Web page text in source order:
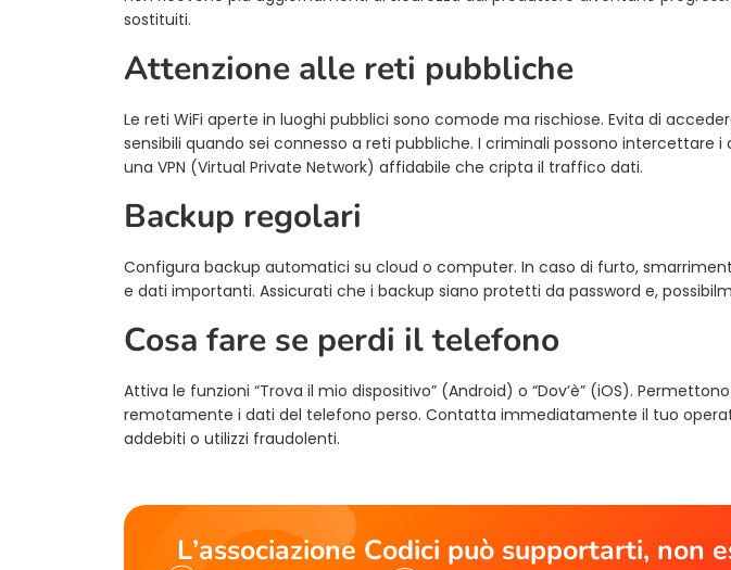
sostituiti.
Attenzione alle reti pubbliche
Le reti WiFi aperte in luoghi pubblici sono comode ma rischiose. Evita di
sensibili quando sei connesso a reti pubbliche. I criminali possono intercettare i
una VPN (Virtual Private Network) affidabile che cripta il traffico dati.
Backup regolari
Configura backup automatici su cloud o computer. In caso di furto,
e dati importanti. Assicurati che i backup siano protetti da password e,
Cosa fare se perdi il telefono
Attiva le funzioni “Trova il mio dispositivo” (Android) o “Dov’è” (iOS).
remotamente i dati del telefono perso. Contatta immediatamente il tuo
addebiti o utilizzi fraudolenti.
L’associazione Codici può supportarti, non